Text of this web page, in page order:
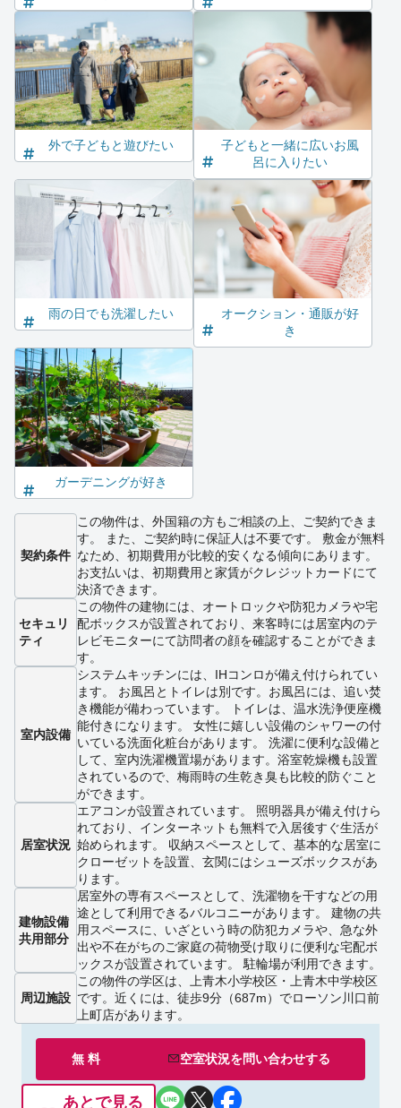
外で子どもと遊びたい
子どもと一緒に広いお風
呂に入りたい
雨の日でも洗濯したい
オークション・通販が好
き
ガーデニングが好き
契約条件
この物件は、外国籍の方もご相談の上、ご契約できま
す。 また、ご契約時に保証人は不要です。 敷金が無料
なため、初期費用が比較的安くなる傾向にあります。
お支払いは、初期費用と家賃がクレジットカードにて
決済できます。
セキュリ
ティ
この物件の建物には、オートロックや防犯カメラや宅
配ボックスが設置されており、来客時には居室内のテ
レビモニターにて訪問者の顔を確認することができま
す。
室内設備
システムキッチンには、IHコンロが備え付けられてい
ます。 お風呂とトイレは別です。お風呂には、追い焚
き機能が備わっています。 トイレは、温水洗浄便座機
能付きになります。 女性に嬉しい設備のシャワーの付
いている洗面化粧台があります。 洗濯に便利な設備と
して、室内洗濯機置場があります。浴室乾燥機も設置
されているので、梅雨時の生乾き臭も比較的防ぐこと
ができます。
居室状況
エアコンが設置されています。 照明器具が備え付けら
れており、インターネットも無料で入居後すぐ生活が
始められます。 収納スペースとして、基本的な居室に
クローゼットを設置、玄関にはシューズボックスがあ
ります。
建物設備
共用部分
居室外の専有スペースとして、洗濯物を干すなどの用
途として利用できるバルコニーがあります。 建物の共
用スペースに、いざという時の防犯カメラや、急な外
出や不在がちのご家庭の荷物受け取りに便利な宅配ボ
ックスが設置されています。 駐輪場が利用できます。
周辺施設
この物件の学区は、上青木小学校区・上青木中学校区
です。近くには、徒歩9分（687m）でローソン川口前
上町店があります。
無 料 空室状況を問い合わせする
あとで見る